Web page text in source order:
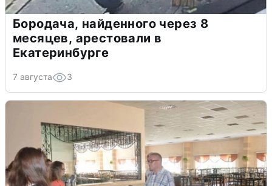
Бородача, найденного через 8
месяцев, арестовали в
Екатеринбурге
7 августа 3